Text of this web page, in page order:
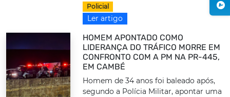
Policial
Ler artigo
HOMEM APONTADO COMO
LIDERANÇA DO TRÁFICO MORRE EM
CONFRONTO COM A PM NA PR-445,
EM CAMBÉ
Homem de 34 anos foi baleado após,
segundo a Polícia Militar, apontar uma